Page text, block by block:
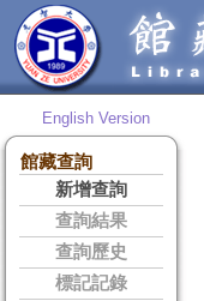
English Version
館藏查詢
新增查詢
查詢結果
查詢歷史
標記記錄